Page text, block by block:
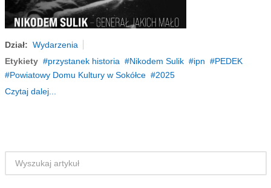
Dział: Wydarzenia
Etykiety
przystanek historia Nikodem Sulik ipn
PEDEK
Powiatowy Domu Kultury w Sokółce
2025
Czytaj dalej...